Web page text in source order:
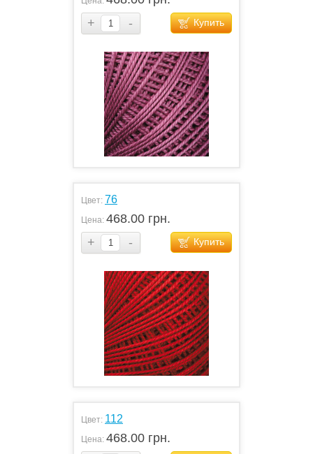
+
- Купить
Цвет: 76
Цена: 468.00 грн.
+
- Купить
Цвет: 112
Цена: 468.00 грн.